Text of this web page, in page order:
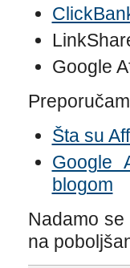
Google
Šta su
Google
blogom
Nadamo
na